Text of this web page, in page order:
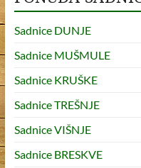
k
Sadnice DUNJE
Sadnice MUŠMULE
Sadnice KRUŠKE
Sadnice TREŠNJE
Sadnice VIŠNJE
Sadnice BRESKVE